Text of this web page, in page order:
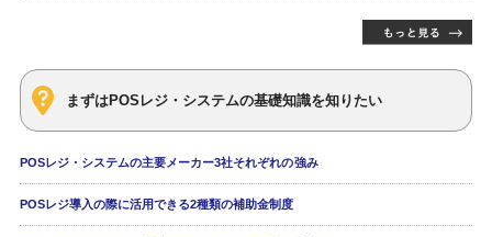
まずはPOSレジ・システムの基礎知識を知りたい
POSレジ・システムの主要メーカー3社それぞれの強み
POSレジ導入の際に活用できる2種類の補助金制度